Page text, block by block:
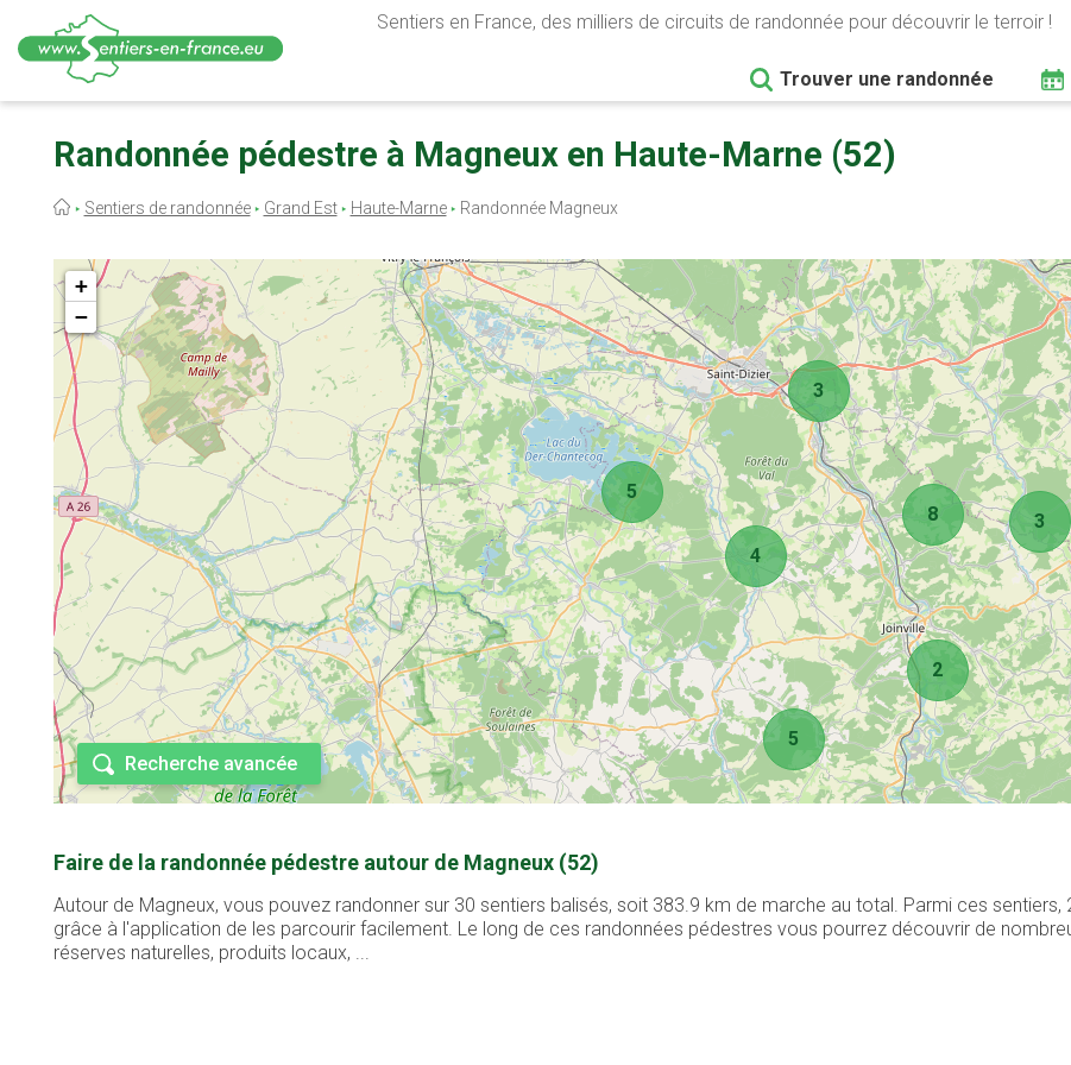
contenu
Sentiers en France, des milliers de circuits de randonnée pour découvrir le terroir !
Trouver une randonnée
Randonnée pédestre à Magneux en Haute-Marne (52)
Fil
Sentiers de randonnée Grand Est Haute-Marne Randonnée Magneux
3
3
5
5
2
8
4
+
−
Recherche avancée
Faire de la randonnée pédestre autour de Magneux (52)
Autour de Magneux, vous pouvez randonner sur 30 sentiers balisés, soit 383.9 km de marche au total. Parmi ces
grâce à l'application de les parcourir facilement. Le long de ces randonnées pédestres vous pourrez découvrir de
réserves naturelles, produits locaux, ...